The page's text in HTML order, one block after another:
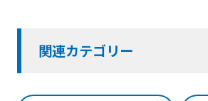
関連カテゴリー